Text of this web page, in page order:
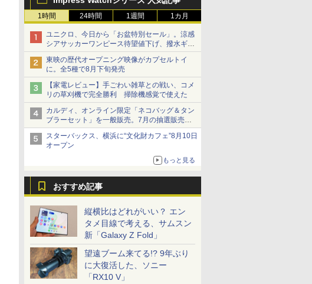
1時間 24時間 1週間 1カ月
ユニクロ、今日から「お盆特別セール」。涼感
シアサッカーワンピース待望値下げ、撥水ギア
ショーツは1990円に
東映の歴代オープニング映像がカプセルトイ
に。全5種で8月下旬発売
【家電レビュー】手ごわい雑草との戦い、コメ
リの草刈機で完全勝利 掃除機感覚で使えた
カルディ、オンライン限定「ネコバッグ＆タン
ブラーセット」を一般販売。7月の抽選販売の
当選無効分
スターバックス、横浜に“文化財カフェ”8月10日
オープン
もっと見る
おすすめ記事
縦横比はどれがいい？ エン
タメ目線で考える、サムスン
新「Galaxy Z Fold」
望遠ブーム来てる!? 9年ぶり
に大復活した、ソニー
「RX10 V」